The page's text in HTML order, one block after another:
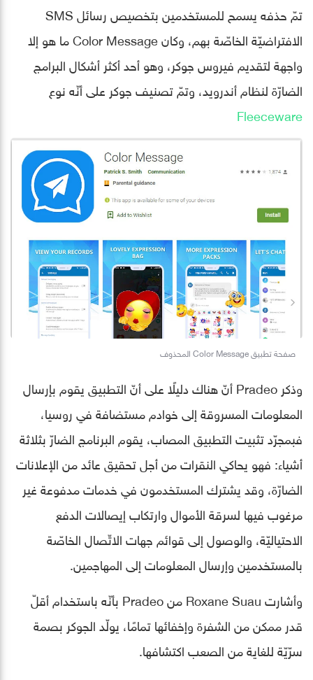
تمّ حذفه يسمح للمستخدمين بتخصيص رسائل SMS
الافتراضيّة الخاصّة بهم، وكان Color Message ما هو إلا
واجهة لتقديم فيروس جوكر، وهو أحد أكثر أشكال البرامج
الضارّة لنظام أندرويد، وتمّ تصنيف جوكر على أنّه نوع
Fleeceware
صفحة تطبيق Color Message المحذوف
وذكر Pradeo أنّ هناك دليلًا على أنّ التطبيق يقوم بإرسال
المعلومات المسروقة إلى خوادم مستضافة في روسيا،
فبمجرّد تثبيت التطبيق المصاب، يقوم البرنامج الضارّ بثلاثة
أشياء: فهو يحاكي النقرات من أجل تحقيق عائد من الإعلانات
الضارّة، وقد يشترك المستخدمون في خدمات مدفوعة غير
مرغوب فيها لسرقة الأموال وارتكاب إيصالات الدفع
الاحتياليّة، والوصول إلى قوائم جهات الاتّصال الخاصّة
بالمستخدمين وإرسال المعلومات إلى المهاجمين.
وأشارت Roxane Suau من Pradeo بأنّه باستخدام أقلّ
قدر ممكن من الشفرة وإخفائها تمامًا، يولّد الجوكر بصمة
سرّيّة للغاية من الصعب اكتشافها.